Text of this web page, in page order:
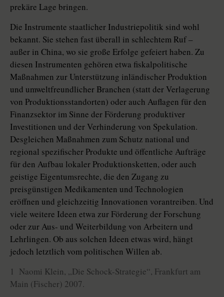
prekäre Lage bringen.
Die Instrumente staatlicher Indus­triepolitik sind wohl
bekannt. Sie stehen fast überall in schlechtem Ruf –
außer in China, wo sie große Erfolge gefeiert haben. Zu
diesen Instrumenten gehören etwa fiskalpolitische
Maßnahmen zur Unterstützung inländischer Produktion
und umweltfreundlicher Branchen (statt der Verlagerung
von Produktionsstandorten) oder auch Auflagen für den
Finanzsektor im Sinne der Förderung produktiver
Investitionen und der Verhinderung von Spekulation.
Desgleichen Maßnahmen zum Schutz national und
regional spezifischer Produkte und öffentliche Aufträge
für den Aufbau lokaler Produktionsketten, oder auch
geistige Eigentumsrechte, die den Zugang zu
preisgünstigen Medikamenten und Technologien
eröffnen und gleichzeitig Innovationen vorantreiben. Und
viele weitere Ideen etwa zur Förderung der Forschung
oder zur Aus- und Weiterbildung von Arbeitern und
Lehrlingen. Ob aus solchen Ideen etwas wird, hängt
jedoch letztlich vom politischen Willen ab.
1 Naomi Klein, „Die Schock-Strategie“, Frankfurt am
Main (Fischer) 2007.